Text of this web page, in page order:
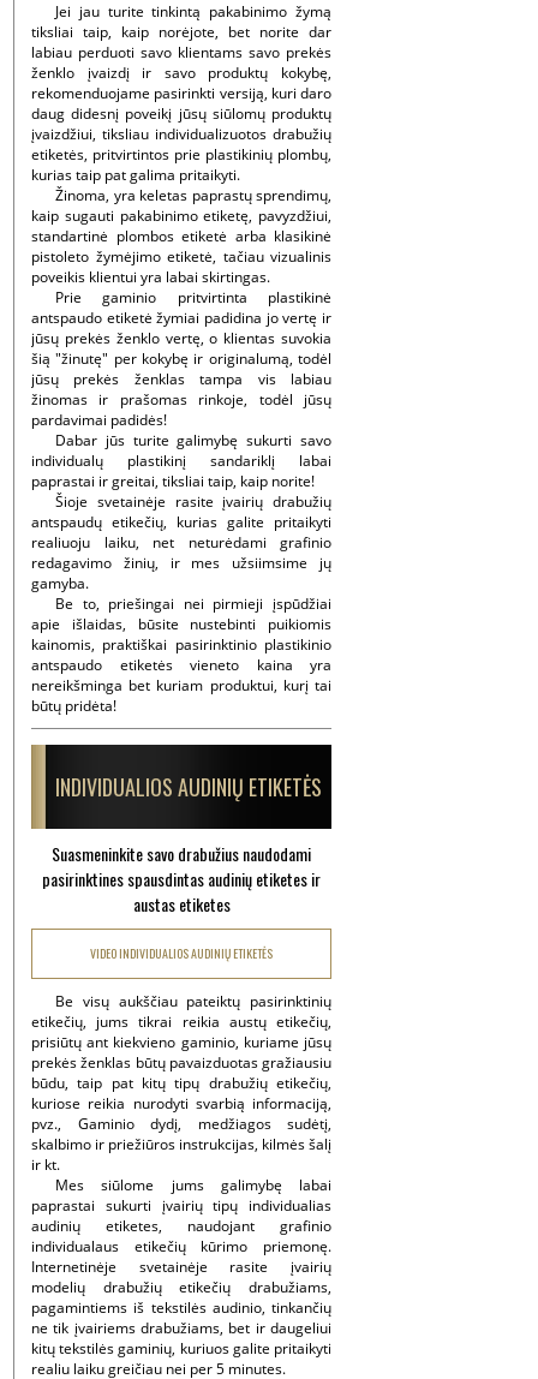
Jei jau turite tinkintą pakabinimo žymą
tiksliai taip, kaip norėjote, bet norite dar
labiau perduoti savo klientams savo prekės
ženklo įvaizdį ir savo produktų kokybę,
rekomenduojame pasirinkti versiją, kuri daro
daug didesnį poveikį jūsų siūlomų produktų
įvaizdžiui, tiksliau individualizuotos drabužių
etiketės, pritvirtintos prie plastikinių plombų,
kurias taip pat galima pritaikyti.
Žinoma, yra keletas paprastų sprendimų,
kaip sugauti pakabinimo etiketę, pavyzdžiui,
standartinė plombos etiketė arba klasikinė
pistoleto žymėjimo etiketė, tačiau vizualinis
poveikis klientui yra labai skirtingas.
Prie gaminio pritvirtinta plastikinė
antspaudo etiketė žymiai padidina jo vertę ir
jūsų prekės ženklo vertę, o klientas suvokia
šią "žinutę" per kokybę ir originalumą, todėl
jūsų prekės ženklas tampa vis labiau
žinomas ir prašomas rinkoje, todėl jūsų
pardavimai padidės!
Dabar jūs turite galimybę sukurti savo
individualų plastikinį sandariklį labai
paprastai ir greitai, tiksliai taip, kaip norite!
Šioje svetainėje rasite įvairių drabužių
antspaudų etikečių, kurias galite pritaikyti
realiuoju laiku, net neturėdami grafinio
redagavimo žinių, ir mes užsiimsime jų
gamyba.
Be to, priešingai nei pirmieji įspūdžiai
apie išlaidas, būsite nustebinti puikiomis
kainomis, praktiškai pasirinktinio plastikinio
antspaudo etiketės vieneto kaina yra
nereikšminga bet kuriam produktui, kurį tai
būtų pridėta!
INDIVIDUALIOS AUDINIŲ ETIKETĖS
Suasmeninkite savo drabužius naudodami
pasirinktines spausdintas audinių etiketes ir
austas etiketes
VIDEO INDIVIDUALIOS AUDINIŲ ETIKETĖS
Be visų aukščiau pateiktų pasirinktinių
etikečių, jums tikrai reikia austų etikečių,
prisiūtų ant kiekvieno gaminio, kuriame jūsų
prekės ženklas būtų pavaizduotas gražiausiu
būdu, taip pat kitų tipų drabužių etikečių,
kuriose reikia nurodyti svarbią informaciją,
pvz., Gaminio dydį, medžiagos sudėtį,
skalbimo ir priežiūros instrukcijas, kilmės šalį
ir kt.
Mes siūlome jums galimybę labai
paprastai sukurti įvairių tipų individualias
audinių etiketes, naudojant grafinio
individualaus etikečių kūrimo priemonę.
Internetinėje svetainėje rasite įvairių
modelių drabužių etikečių drabužiams,
pagamintiems iš tekstilės audinio, tinkančių
ne tik įvairiems drabužiams, bet ir daugeliui
kitų tekstilės gaminių, kuriuos galite pritaikyti
realiu laiku greičiau nei per 5 minutes.